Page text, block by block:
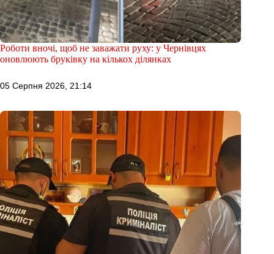
Роботи вночі, щоб не заважати руху: у Чернівцях
оновлюють бруківку на кількох ділянках
05 Серпня 2026, 21:14